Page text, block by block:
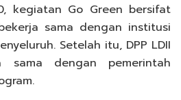
kegiatan Go Green bersifat
sama dengan institusi
Setelah itu, DPP LDII
sama dengan pemerintah